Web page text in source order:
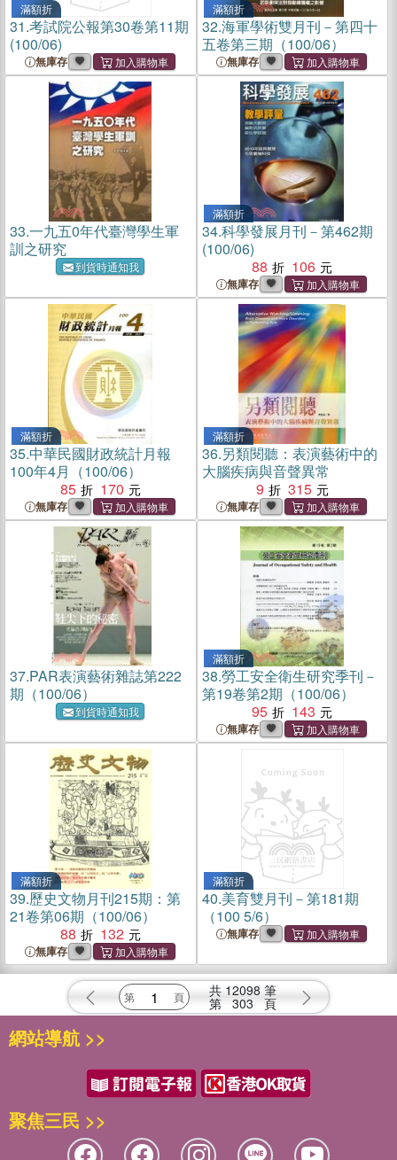
滿額折
31.考試院公報第30卷第11期
(100/06)
無庫存
滿額折
32.海軍學術雙月刊－第四十
五卷第三期（100/06）
無庫存
33.一九五0年代臺灣學生軍
訓之研究
到貨時通知我
滿額折
34.科學發展月刊－第462期
(100/06)
88
106
無庫存
滿額折
35.中華民國財政統計月報
100年4月（100/06）
85
170
無庫存
滿額折
36.另類閱聽：表演藝術中的
大腦疾病與音聲異常
9
315
無庫存
37.PAR表演藝術雜誌第222
期（100/06）
到貨時通知我
滿額折
38.勞工安全衛生研究季刊－
第19卷第2期（100/06）
95
143
無庫存
滿額折
39.歷史文物月刊215期：第
21卷第06期（100/06）
88
132
無庫存
滿額折
40.美育雙月刊－第181期
（100 5/6）
無庫存
共 12098 筆
第 303 頁
網站導航 >>
聚焦三民 >>